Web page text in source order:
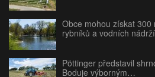
Obce mohou získat
rybníků a vodních nádrží
Pöttinger představil
Boduje výborným…